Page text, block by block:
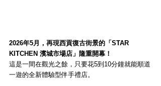
2026年5月，再現西貢復古街景的「STAR
KITCHEN 濱城市場店」隆重開幕！
這是一間在觀光之餘，只要花5到10分鐘就能順道
一遊的全新體驗型伴手禮店。